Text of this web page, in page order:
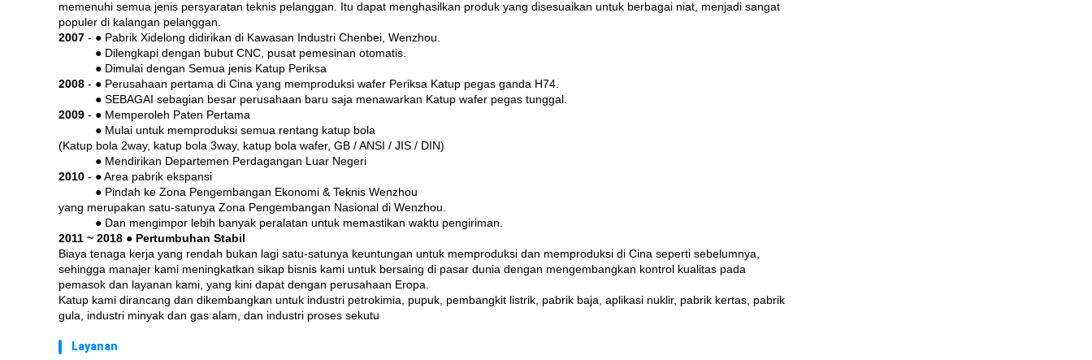
memenuhi semua jenis persyaratan teknis pelanggan.
Itu dapat menghasilkan produk yang disesuaikan untuk berbagai niat, menjadi sangat
populer di kalangan pelanggan.
2007 - ● Pabrik Xidelong didirikan di Kawasan Industri Chenbei, Wenzhou.
● Dilengkapi dengan bubut CNC, pusat pemesinan otomatis.
● Dimulai dengan Semua jenis Katup Periksa
2008 - ● Perusahaan pertama di Cina yang memproduksi wafer Periksa Katup pegas ganda H74.
● SEBAGAI sebagian besar perusahaan baru saja menawarkan Katup wafer pegas tunggal.
2009 - ● Memperoleh Paten Pertama
● Mulai untuk memproduksi semua rentang katup bola
(Katup bola 2way, katup bola 3way, katup bola wafer, GB / ANSI / JIS / DIN)
● Mendirikan Departemen Perdagangan Luar Negeri
2010 - ● Area pabrik ekspansi
● Pindah ke Zona Pengembangan Ekonomi & Teknis Wenzhou
yang merupakan satu-satunya Zona Pengembangan Nasional di Wenzhou.
● Dan mengimpor lebih banyak peralatan untuk memastikan waktu pengiriman.
2011 ~ 2018 ● Pertumbuhan Stabil
Biaya tenaga kerja yang rendah bukan lagi satu-satunya keuntungan untuk memproduksi dan memproduksi di Cina seperti sebelumnya,
sehingga manajer kami meningkatkan sikap bisnis kami untuk bersaing di pasar dunia dengan mengembangkan kontrol kualitas pada
pemasok dan layanan kami, yang kini dapat dengan perusahaan Eropa.
Katup kami dirancang dan dikembangkan untuk industri petrokimia, pupuk, pembangkit listrik, pabrik baja, aplikasi nuklir, pabrik kertas, pabrik
gula, industri minyak dan gas alam, dan industri proses sekutu
Layanan